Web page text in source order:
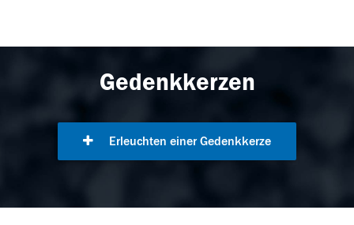
Gedenkkerzen
Erleuchten einer Gedenkkerze